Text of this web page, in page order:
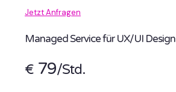
Jetzt Anfragen
Managed Service für UX/UI Design
€ 79/Std.